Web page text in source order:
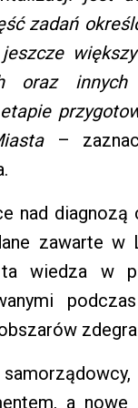
zadań
oraz
–
nad
zawarte
ta wiedza w
a